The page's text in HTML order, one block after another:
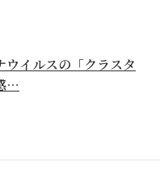
ウイルスの「クラスタ
…